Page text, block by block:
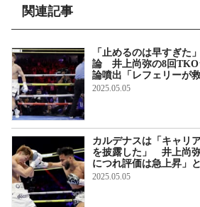
関連記事
「止めるのは早すぎた
論 井上尚弥の8回TKO
論噴出「レフェリーが救
2025.05.05
カルデナスは「キャリ
を披露した」 井上尚
につれ評価は急上昇」
2025.05.05